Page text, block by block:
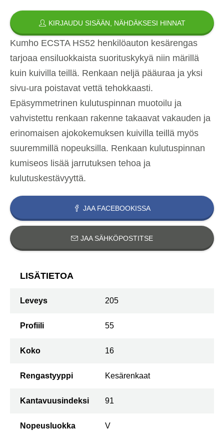
KIRJAUDU SISÄÄN, NÄHDÄKSESI HINNAT
Kumho ECSTA HS52 henkilöauton kesärengas
tarjoaa ensiluokkaista suorituskykyä niin märillä
kuin kuivilla teillä. Renkaan neljä pääuraa ja yksi
sivu-ura poistavat vettä tehokkaasti.
Epäsymmetrinen kulutuspinnan muotoilu ja
vahvistettu renkaan rakenne takaavat vakauden ja
erinomaisen ajokokemuksen kuivilla teillä myös
suuremmillä nopeuksilla. Renkaan kulutuspinnan
kumiseos lisää jarrutuksen tehoa ja
kulutuskestävyyttä.
JAA FACEBOOKISSA
JAA SÄHKÖPOSTITSE
LISÄTIETOA
Leveys 205
Profiili 55
Koko 16
Rengastyyppi Kesärenkaat
Kantavuusindeksi 91
Nopeusluokka V